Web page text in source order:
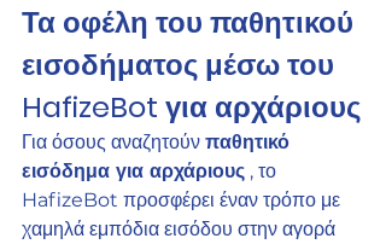
Τα οφέλη του παθητικού
εισοδήματος μέσω του
HafizeBot για αρχάριους
Για όσους αναζητούν παθητικό
εισόδημα για αρχάριους , το
HafizeBot προσφέρει έναν τρόπο με
χαμηλά εμπόδια εισόδου στην αγορά